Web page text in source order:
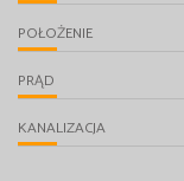
POŁOŻENIE
PRĄD
KANALIZACJA